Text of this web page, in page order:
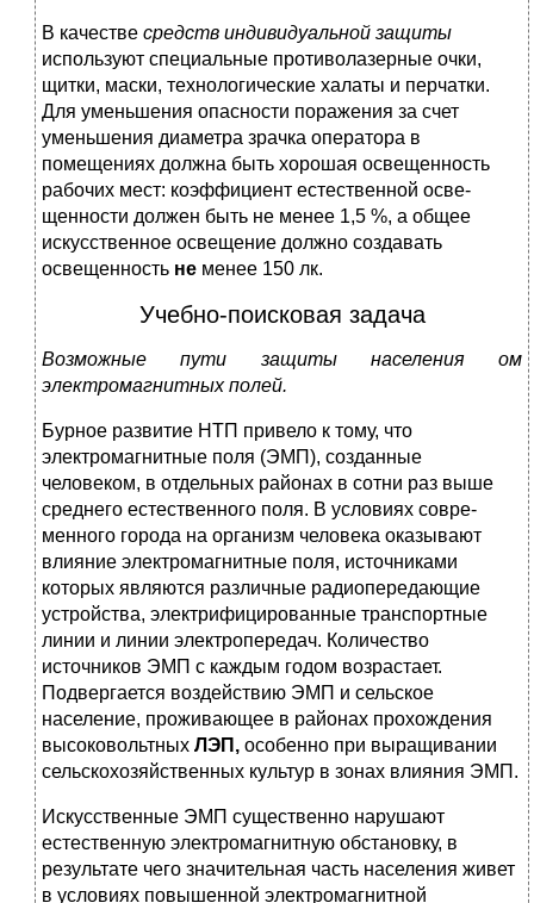
В качестве средств индивидуальной защиты
исполь­зуют специальные противолазерные очки,
щитки, маски, технологические халаты и перчатки.
Для уменьшения опасности поражения за счет
уменьшения диаметра зрач­ка оператора в
помещениях должна быть хорошая осве­щенность
рабочих мест: коэффициент естественной осве­
щенности должен быть не менее 1,5 %, а общее
искус­ственное освещение должно создавать
освещенность не менее 150 лк.
Учебно-поисковая задача
Возможные пути защиты населения ом
электромагнитных полей.
Бурное развитие НТП привело к тому, что
электромагнит­ные поля (ЭМП), созданные
человеком, в отдельных районах в сотни раз выше
среднего естественного поля. В условиях совре­
менного города на организм человека оказывают
влияние элек­тромагнитные поля, источниками
которых являются различные радиопередающие
устройства, электрифицированные транспорт­ные
линии и линии электропередач. Количество
источников ЭМП с каждым годом возрастает.
Подвергается воздействию ЭМП и сельское
население, проживающее в районах прохождения
высоковольтных ЛЭП, особенно при выращивании
сельскохозяй­ственных культур в зонах влияния ЭМП.
Искусственные ЭМП существенно нарушают
естественную электромагнитную обстановку, в
результате чего значительная часть населения живет
в условиях повышенной электромагнит­ной